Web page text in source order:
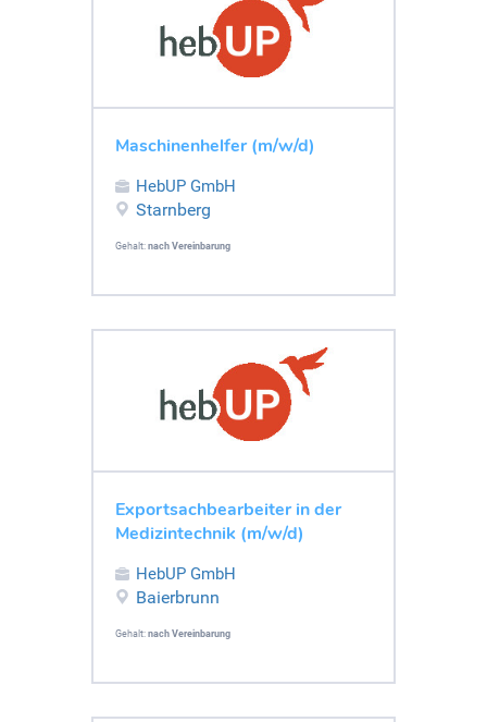
Maschinenhelfer (m/w/d)
HebUP GmbH
Starnberg
Gehalt: nach Vereinbarung
Exportsachbearbeiter in der
Medizintechnik (m/w/d)
HebUP GmbH
Baierbrunn
Gehalt: nach Vereinbarung